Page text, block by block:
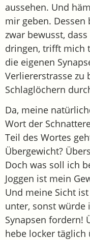
aussehen. Und
mir geben.
zwar bewusst,
dringen, trifft mich
die eigenen
Verliererstrasse zu
Schlaglöchern
Da, meine
Wort der
Teil des Wortes
Übergewicht?
Doch was soll ich
Joggen ist mein
Und meine Sicht
unter, sonst würde
Synapsen fordern!
hebe locker täglich